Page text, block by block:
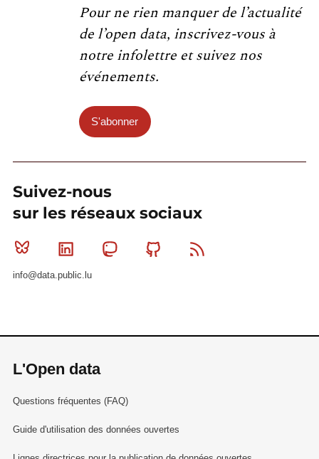
Pour ne rien manquer de l’actualité
de l’open data, inscrivez-vous à
notre infolettre et suivez nos
événements.
S'abonner
Suivez-nous
sur les réseaux sociaux
Bluesky Linkedin MastodonGithub
info@data.public.lu
L'Open data
Questions fréquentes (FAQ)
Guide d'utilisation des données ouvertes